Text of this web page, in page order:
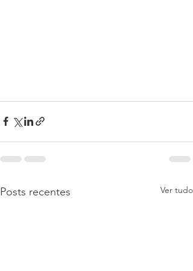
Posts recentes Ver tudo